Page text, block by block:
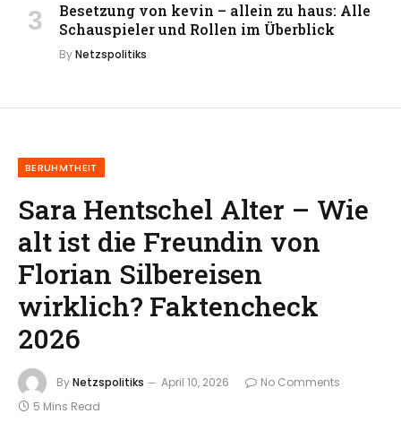
Besetzung von kevin – allein zu haus: Alle
Schauspieler und Rollen im Überblick
ByNetzspolitiks
BERUHMTHEIT
Sara Hentschel Alter – Wie
alt ist die Freundin von
Florian Silbereisen
wirklich? Faktencheck
2026
ByNetzspolitiks April 10, 2026
No Comments
5 Mins Read